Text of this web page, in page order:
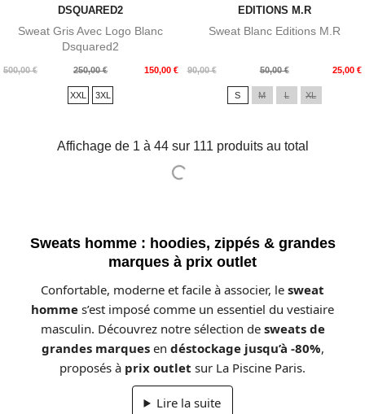
DSQUARED2
Sweat Gris Avec Logo Blanc
Dsquared2
500,00 €
Prix
250,00 € 150,00 €
Prix
XXL 3XL
EDITIONS M.R
Sweat Blanc Editions M.R
90,00 €
Prix
50,00 € 25,00 €
Prix
S M L XL
Affichage de 1 à 44 sur 111 produits au total
Sweats homme : hoodies, zippés & grandes
marques à prix outlet
Confortable, moderne et facile à associer, le sweat
homme s’est imposé comme un essentiel du vestiaire
masculin. Découvrez notre sélection de sweats de
grandes marquesen déstockage jusqu’à -80%,
proposés à prix outlet sur La Piscine Paris.
Lire la suite